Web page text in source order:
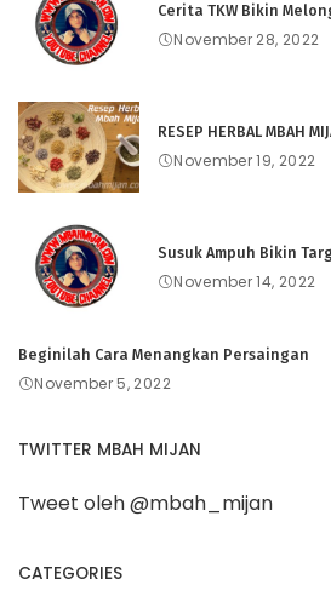
Cerita TKW Bikin
November 28, 2022
RESEP HERBAL MBAH
November 19, 2022
Susuk Ampuh Bikin
November 14, 2022
Beginilah Cara Menangkan Persaingan
November 5, 2022
TWITTER MBAH MIJAN
Tweet oleh @mbah_mijan
CATEGORIES